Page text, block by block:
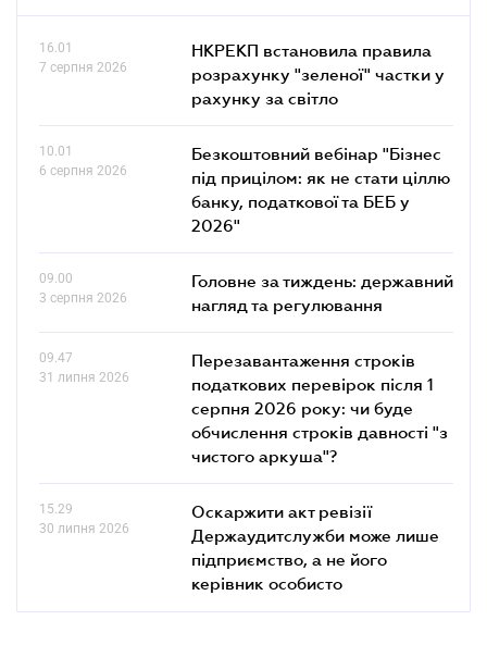
16.01
7 серпня 2026
НКРЕКП встановила правила
розрахунку "зеленої" частки у
рахунку за світло
10.01
6 серпня 2026
Безкоштовний вебінар "Бізнес
під прицілом: як не стати ціллю
банку, податкової та БЕБ у
2026"
09.00
3 серпня 2026
Головне за тиждень: державний
нагляд та регулювання
09.47
31 липня 2026
Перезавантаження строків
податкових перевірок після 1
серпня 2026 року: чи буде
обчислення строків давності "з
чистого аркуша"?
15.29
30 липня 2026
Оскаржити акт ревізії
Держаудитслужби може лише
підприємство, а не його
керівник особисто